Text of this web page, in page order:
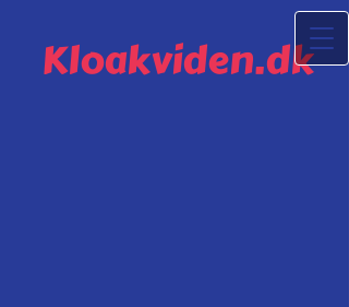
Kloakviden.dk